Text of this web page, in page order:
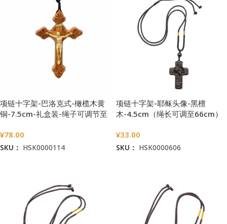
项链十字架-巴洛克式-橄榄木黄
铜-7.5cm-礼盒装-绳子可调节至
¥78.00
SKU： HSK0000114
项链十字架-耶稣头像-黑檀
木-4.5cm（绳长可调至66cm）
¥33.00
SKU： HSK0000606